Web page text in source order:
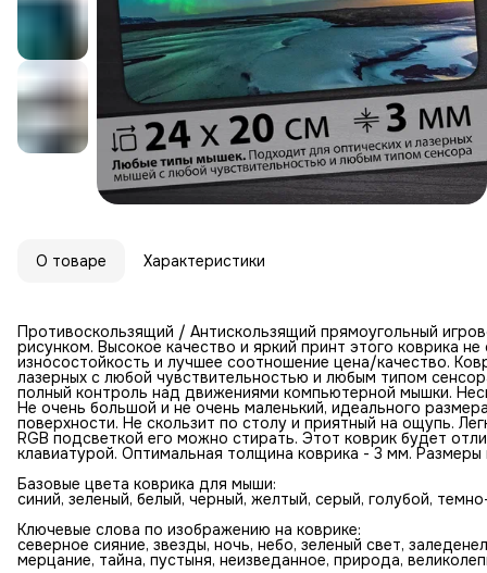
О товаре Характеристики
Противоскользящий / Антискользящий прямоугольный
рисунком. Высокое качество и яркий принт этого коврика
износостойкость и лучшее соотношение цена/качество.
лазерных с любой чувствительностью и любым типом
полный контроль над движениями компьютерной мышки.
Не очень большой и не очень маленький, идеального
поверхности. Не скользит по столу и приятный на ощупь.
RGB подсветкой его можно стирать. Этот коврик будет
клавиатурой. Оптимальная толщина коврика - 3 мм.
Базовые цвета коврика для мыши:
синий, зеленый, белый, черный, желтый, серый, голубой,
Ключевые слова по изображению на коврике:
северное сияние, звезды, ночь, небо, зеленый свет,
мерцание, тайна, пустыня, неизведанное, природа,